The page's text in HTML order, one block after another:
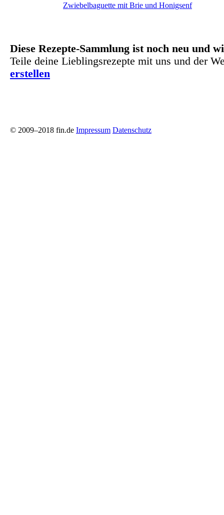
Zwiebelbaguette mit Brie und Honigsenf
Diese Rezepte-Sammlung ist noch neu und
Teile deine Lieblingsrezepte mit uns und der
erstellen
© 2009–2018 fin.de Impressum Datenschutz